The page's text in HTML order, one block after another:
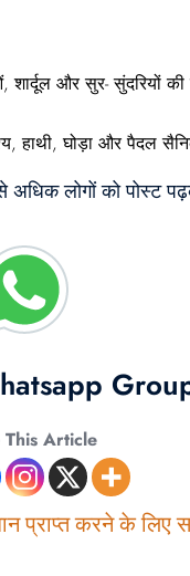
और सुर- सुंदरियों की
हाथी, घोड़ा और पैदल
लोगों को पोस्ट
This Article
प्राप्त करने के लिए